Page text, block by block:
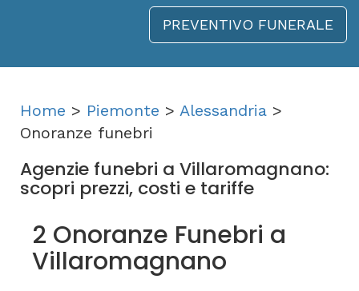
PREVENTIVO FUNERALE
Home > Piemonte > Alessandria >
Onoranze funebri
Agenzie funebri a Villaromagnano:
scopri prezzi, costi e tariffe
2 Onoranze Funebri a
Villaromagnano